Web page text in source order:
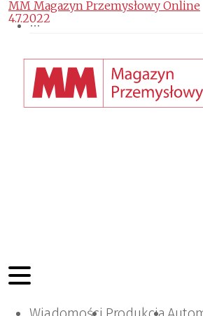
MM Magazyn Przemysłowy Online
4.7.2022